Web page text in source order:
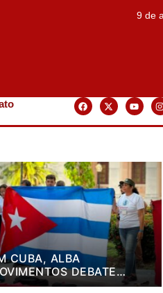
9 de
CUBA, ALBA
DEBATE
DE LUTA PARA OS